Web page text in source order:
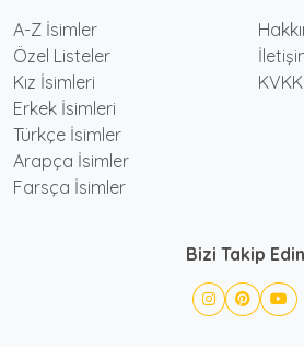
A-Z İsimler
Özel Listeler
Kız İsimleri
Erkek İsimleri
Türkçe İsimler
Arapça İsimler
Farsça İsimler
KVKK
Bizi Takip Edin